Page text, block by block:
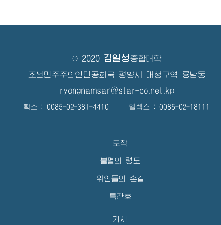
© 2020 김일성종합대학
조선민주주의인민공화국 평양시 대성구역 룡남동
ryongnamsan@star-co.net.kp
확스 : 0085-02-381-4410 텔렉스 : 0085-02-18111
로작
불멸의 령도
위인들의 손길
특간호
기사